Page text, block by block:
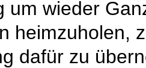
um wieder
heimzuholen,
dafür zu